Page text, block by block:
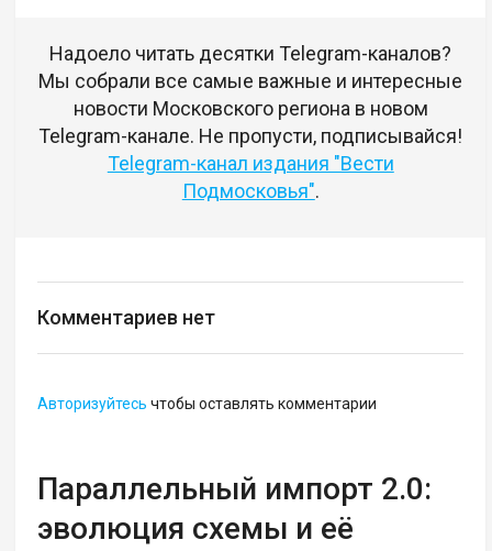
Надоело читать десятки Telegram-каналов?
Мы собрали все самые важные и интересные
новости Московского региона в новом
Telegram-канале. Не пропусти, подписывайся!
Telegram-канал издания "Вести
Подмосковья".
Комментариев нет
Авторизуйтесь чтобы оставлять комментарии
Параллельный импорт 2.0:
эволюция схемы и её